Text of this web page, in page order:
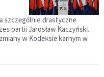
szczególnie drastyczne
partii Jarosław Kaczyński.
w Kodeksie karnym w